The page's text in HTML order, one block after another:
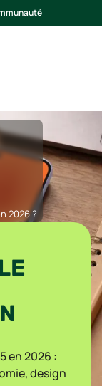
2026 ?
en 2026 :
design